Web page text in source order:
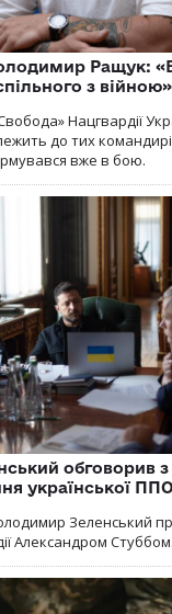
Ращук:
з війною»
Нацгвардії
до тих
вже в бою.
обговорив
української ППО
Зеленський
Александром Стуббом.